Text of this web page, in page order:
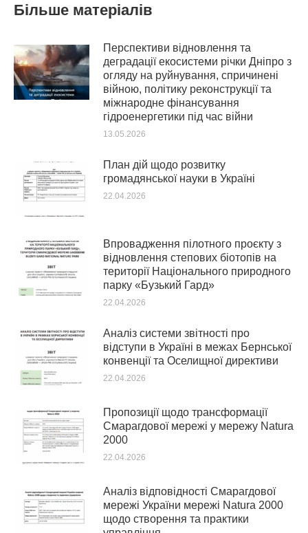
Більше матеріалів
Перспективи відновлення та
деградації екосистеми річки Дніпро з
огляду на руйнування, спричинені
війною, політику реконструкції та
міжнародне фінансування
гідроенергетики під час війни
13.05.2026
План дій щодо розвитку
громадянської науки в Україні
22.04.2026
Впровадження пілотного проєкту з
відновлення степових біотопів на
території Національного природного
парку «Бузький Гард»
22.04.2026
Аналіз системи звітності про
відступи в Україні в межах Бернської
конвенції та Оселищної директиви
22.04.2026
Пропозиції щодо трансформації
Смарагдової мережі у мережу Natura
2000
22.04.2026
Аналіз відповідності Смарагдової
мережі України мережі Natura 2000
щодо створення та практики